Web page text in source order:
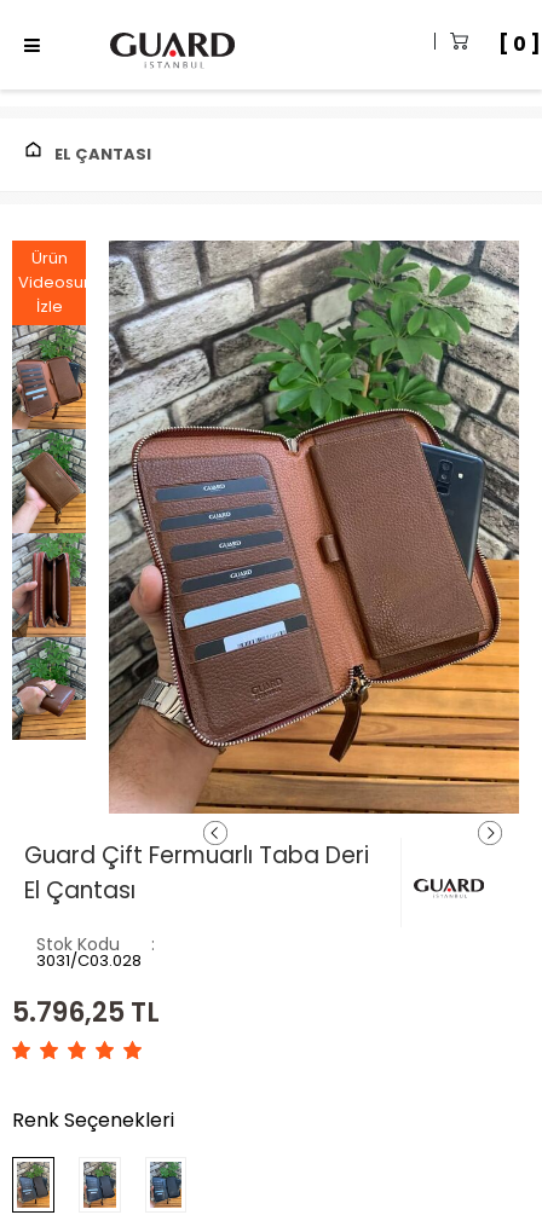
0
EL ÇANTASI
Ürün
Videosunu
İzle
Guard Çift Fermuarlı Taba Deri
El Çantası
Stok Kodu
3031/C03.028
5.796,25 TL
Renk Seçenekleri